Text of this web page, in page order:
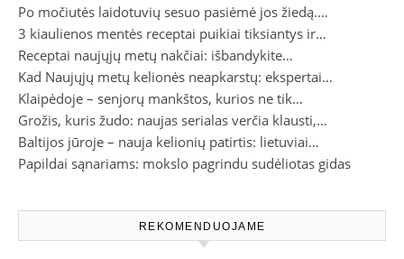
Po močiutės laidotuvių sesuo pasiėmė jos žiedą.…
3 kiaulienos mentės receptai puikiai tiksiantys ir…
Receptai naujųjų metų nakčiai: išbandykite…
Kad Naujųjų metų kelionės neapkarstų: ekspertai…
Klaipėdoje – senjorų mankštos, kurios ne tik…
Grožis, kuris žudo: naujas serialas verčia klausti,…
Baltijos jūroje – nauja kelionių patirtis: lietuviai…
Papildai sąnariams: mokslo pagrindu sudėliotas gidas
REKOMENDUOJAME